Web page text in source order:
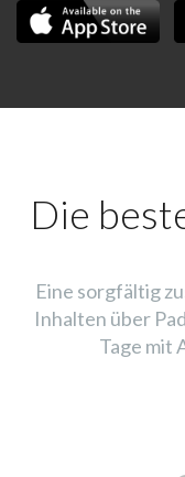
Die
Eine sorgfältig
Inhalten über
Tage mit